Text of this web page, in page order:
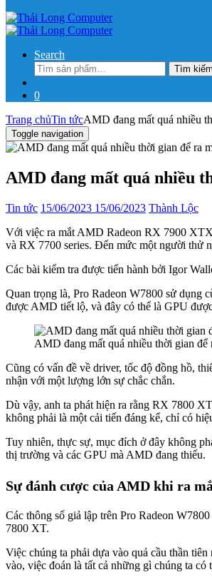
Search
Tìm
kiếm:
Tìm kiếm
0
Trang chủTin tứcAMD đang mất quá nhiều
Toggle navigation
AMD đang mất quá nhiều
Tin tức 15/06/2023 15/06/2023 Thành Lộc
Với việc ra mắt AMD Radeon RX 7900
và RX 7700 series. Đến mức một người thử
Các bài kiểm tra được tiến hành bởi Igor
Quan trọng là, Pro Radeon W7800 sử
được AMD tiết lộ, và đây có thể là GPU
AMD đang mất quá nhiều thời gian
Cũng có vấn đề về driver, tốc độ đồng hồ,
nhận với một lượng lớn sự chắc chắn.
Dù vậy, anh ta phát hiện ra rằng RX 7800
không phải là một cải tiến đáng kể, chỉ có
Tuy nhiên, thực sự, mục đích ở đây không
thị trường và các GPU mà AMD đang thiếu.
Sự đánh cược của AMD khi ra
Các thông số giả lập trên Pro Radeon
7800 XT.
Việc chúng ta phải dựa vào quả cầu thần
vào, việc đoán là tất cả những gì chúng ta có